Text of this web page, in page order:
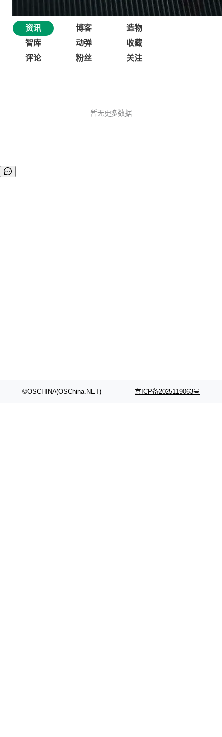
资讯 博客
造物
智库
动弹
收藏
评论
粉丝 关注
暂无更多数据
©OSCHINA(OSChina.NET) 京ICP备2025119063号